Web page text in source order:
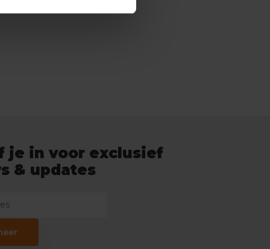
je in voor exclusief
& updates